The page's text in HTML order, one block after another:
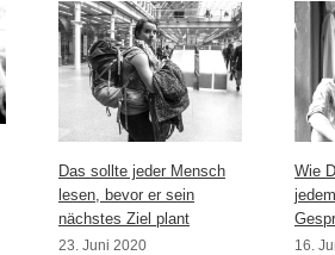
Das sollte jeder Mensch
lesen, bevor er sein
nächstes Ziel plant
23. Juni 2020
Wie
16.